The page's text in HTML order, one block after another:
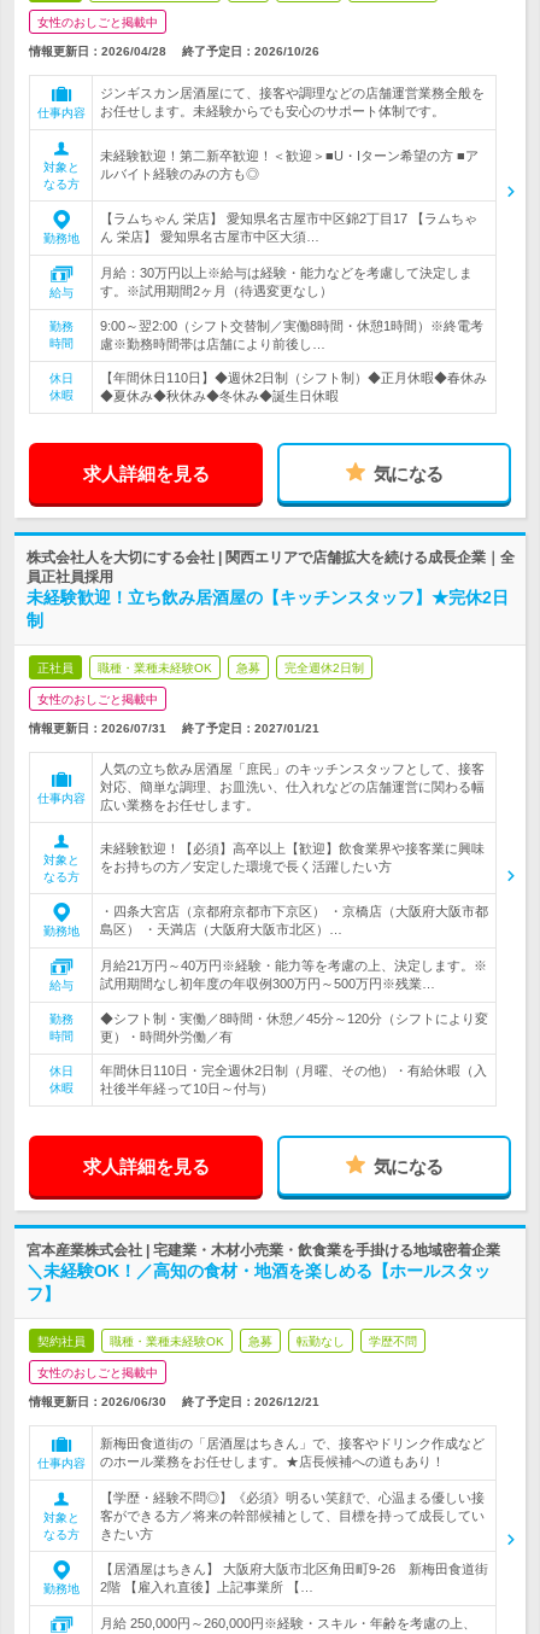
女性のおしごと掲載中
情報更新日：2026/04/28 終了予定日： 2026/10/26
仕事内容
ジンギスカン居酒屋にて、接客や調理などの店舗運営業務全般を
お任せします。未経験からでも安心のサポート体制です。
対象と
なる方
未経験歓迎！第二新卒歓迎！＜歓迎＞■U・Iターン希望の方 ■ア
ルバイト経験のみの方も◎
勤務地
【ラムちゃん 栄店】 愛知県名古屋市中区錦2丁目17 【ラムちゃ
ん 栄店】 愛知県名古屋市中区大須…
給与
月給：30万円以上※給与は経験・能力などを考慮して決定しま
す。※試用期間2ヶ月（待遇変更なし）
勤務
時間
9:00～翌2:00（シフト交替制／実働8時間・休憩1時間）※終電考
慮※勤務時間帯は店舗により前後し…
休日
休暇
【年間休日110日】◆週休2日制（シフト制）◆正月休暇◆春休み
◆夏休み◆秋休み◆冬休み◆誕生日休暇
求人詳細を見る 気になる
株式会社人を大切にする会社 | 関西エリアで店舗拡大を続ける成長企業｜全
員正社員採用
未経験歓迎！立ち飲み居酒屋の【キッチンスタッフ】★完休2日
制
正社員 職種・業種未経験OK 急募 完全週休2日制
女性のおしごと掲載中
情報更新日：2026/07/31 終了予定日： 2027/01/21
仕事内容
人気の立ち飲み居酒屋「庶民」のキッチンスタッフとして、接客
対応、簡単な調理、お皿洗い、仕入れなどの店舗運営に関わる幅
広い業務をお任せします。
対象と
なる方
未経験歓迎！【必須】高卒以上【歓迎】飲食業界や接客業に興味
をお持ちの方／安定した環境で長く活躍したい方
勤務地
・四条大宮店（京都府京都市下京区） ・京橋店（大阪府大阪市都
島区） ・天満店（大阪府大阪市北区）…
給与
月給21万円～40万円※経験・能力等を考慮の上、決定します。※
試用期間なし初年度の年収例300万円～500万円※残業…
勤務
時間
◆シフト制・実働／8時間・休憩／45分～120分（シフトにより変
更）・時間外労働／有
休日
休暇
年間休日110日・完全週休2日制（月曜、その他）・有給休暇（入
社後半年経って10日～付与）
求人詳細を見る 気になる
宮本産業株式会社 | 宅建業・木材小売業・飲食業を手掛ける地域密着企業
＼未経験OK！／高知の食材・地酒を楽しめる【ホールスタッ
フ】
契約社員 職種・業種未経験OK 急募 転勤なし 学歴不問
女性のおしごと掲載中
情報更新日：2026/06/30 終了予定日： 2026/12/21
仕事内容
新梅田食道街の「居酒屋はちきん」で、接客やドリンク作成など
のホール業務をお任せします。★店長候補への道もあり！
対象と
なる方
【学歴・経験不問◎】《必須》明るい笑顔で、心温まる優しい接
客ができる方／将来の幹部候補として、目標を持って成長してい
きたい方
勤務地
【居酒屋はちきん】 大阪府大阪市北区角田町9‐26 新梅田食道街
2階 【雇入れ直後】上記事業所 【…
月給 250,000円～260,000円※経験・スキル・年齢を考慮の上、